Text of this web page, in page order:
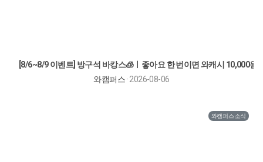
[8/6~8/9 이벤트] 방구석 바캉스🧊ㅣ좋아요 한 번이면 와캐시 10,000원
와캠퍼스 · 2026-08-06
와캠퍼스 소식